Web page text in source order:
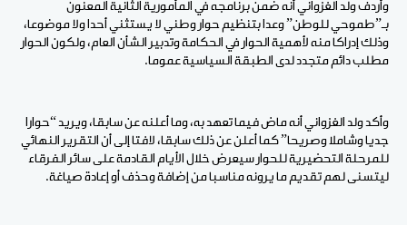
وأردف ولد الغزواني أنه ضمن برنامجه في المأمورية الثانية المعنون
بـ”طموحي للوطن” وعدا بتنظيم حوار وطني لا يستثني أحدا ولا موضوعا،
وذلك إدراكا منه لأهمية الحوار في الحكامة وتدبير الشأن العام، ولكون الحوار
مطلب دائم متجدد لدى الطبقة السياسية عموما.
وأكد ولد الغزواني أنه ماض فيما تعهد به، وما أعلنه عن سابقا، ويريد “حوارا
جديا وشاملا وصريحا” كما أعلن عن ذلك سابقا، لافتا إلى أن التقرير النهائي
للمرحلة التحضيرية للحوار سيعرض خلال الأيام القادمة على سائر الفرقاء
ليتسنى لهم تقديم ما يرونه مناسبا من إضافة وحذف أو إعادة صياغة.